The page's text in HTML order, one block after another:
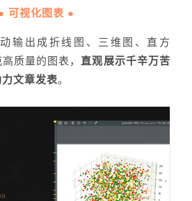
可视化图表 ●
输出成折线图、三维图、直方
质量的图表， 直观展示千辛万苦
文章发表。